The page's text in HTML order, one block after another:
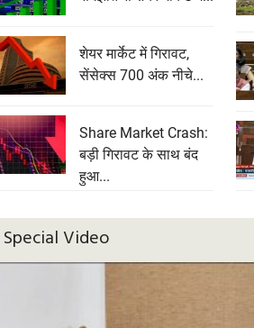
शेयर मार्केट में गिरावट,
सेंसेक्‍स 700 अंक नीचे...
Share Market Crash:
बड़ी गिरावट के साथ बंद
हुआ...
Special Video